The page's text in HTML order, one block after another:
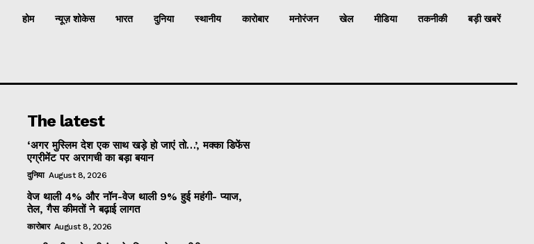
होम न्यूज़ शोकेस भारत दुनिया स्थानीय कारोबार मनोरंजन खेल मीडिया तकनीकी बड़ी खबरें
The latest
‘अगर मुस्लिम देश एक साथ खड़े हो जाएं तो…’, मक्का डिफेंस
एग्रीमेंट पर अरागची का बड़ा बयान
दुनिया August 8, 2026
वेज थाली 4% और नॉन-वेज थाली 9% हुई महंगी- प्याज,
तेल, गैस कीमतों ने बढ़ाई लागत
कारोबार August 8, 2026